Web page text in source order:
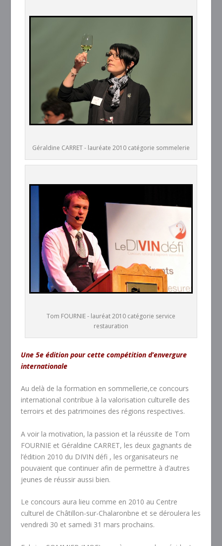
Géraldine CARRET - lauréate 2010 catégorie sommelerie
Tom FOURNIE - lauréat 2010 catégorie service
restauration
Une 5e édition pour cette compétition d’envergure
internationale
Au delà de la formation en sommellerie,ce concours
international contribue à la valorisation culturelle des
terroirs et des patrimoines des régions respectives.
A voir la motivation, la passion et la réussite de Tom
FOURNIE et Géraldine CARRET, les deux gagnants de
l’édition 2010 du DIVIN défi , les organisateurs ne
pouvaient que continuer afin de permettre à d’autres
jeunes de réussir aussi bien.
Le concours aura lieu comme en 2010 au Centre
culturel de Châtillon-sur-Chalaronbne et se déroulera les
vendredi 30 et samedi 31 mars prochains.